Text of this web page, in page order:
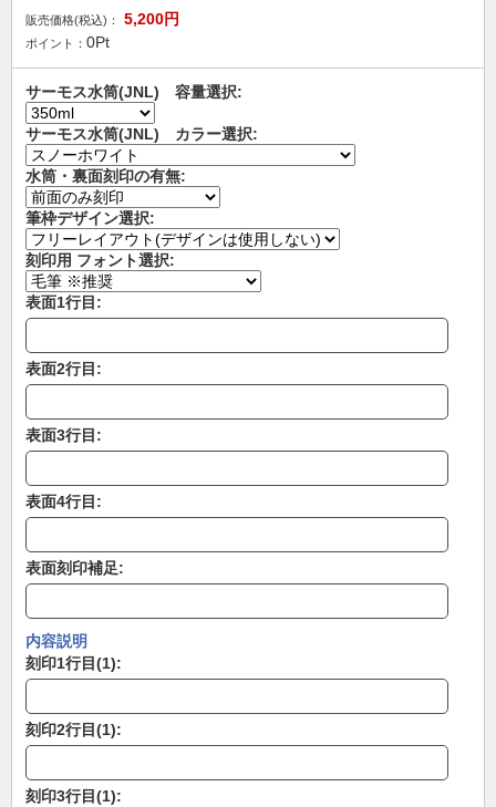
販売価格(税込)： 5,200円
ポイント： 0Pt
サーモス水筒(JNL) 容量選択:
サーモス水筒(JNL) カラー選択:
水筒・裏面刻印の有無:
筆枠デザイン選択:
刻印用 フォント選択:
表面1行目:
表面2行目:
表面3行目:
表面4行目:
表面刻印補足:
内容説明
刻印1行目(1):
刻印2行目(1):
刻印3行目(1):